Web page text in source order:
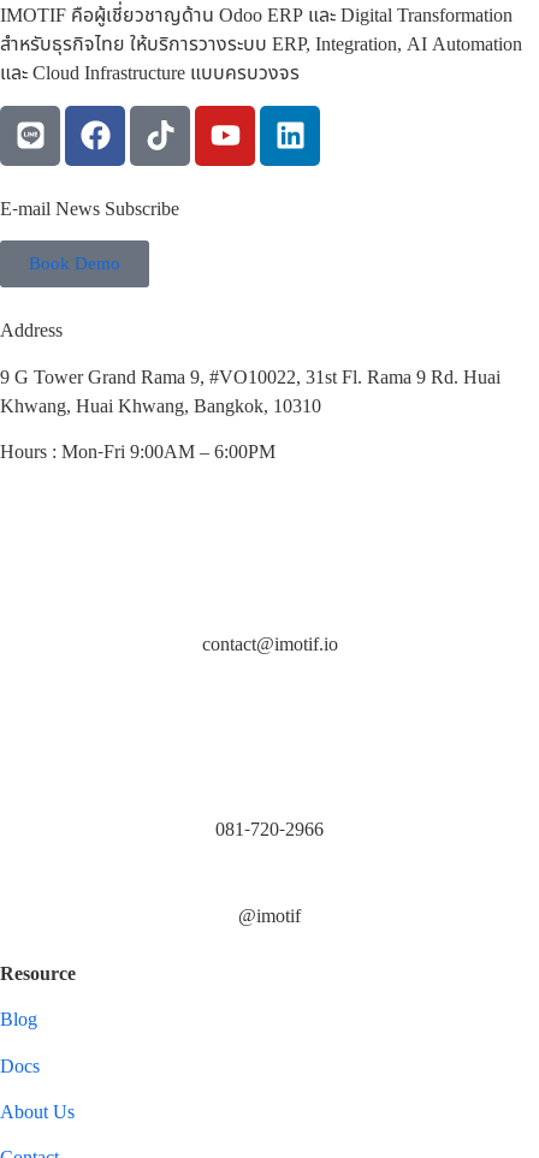
IMOTIF คือผู้เชี่ยวชาญด้าน Odoo ERP และ Digital Transformation
สำหรับธุรกิจไทย ให้บริการวางระบบ ERP, Integration, AI Automation
และ Cloud Infrastructure แบบครบวงจร
E-mail News Subscribe
Book Demo
Address
9 G Tower Grand Rama 9, #VO10022, 31st Fl. Rama 9 Rd. Huai
Khwang, Huai Khwang, Bangkok, 10310
Hours : Mon-Fri 9:00AM – 6:00PM
contact@imotif.io
081-720-2966
@imotif
Resource
Blog
Docs
About Us